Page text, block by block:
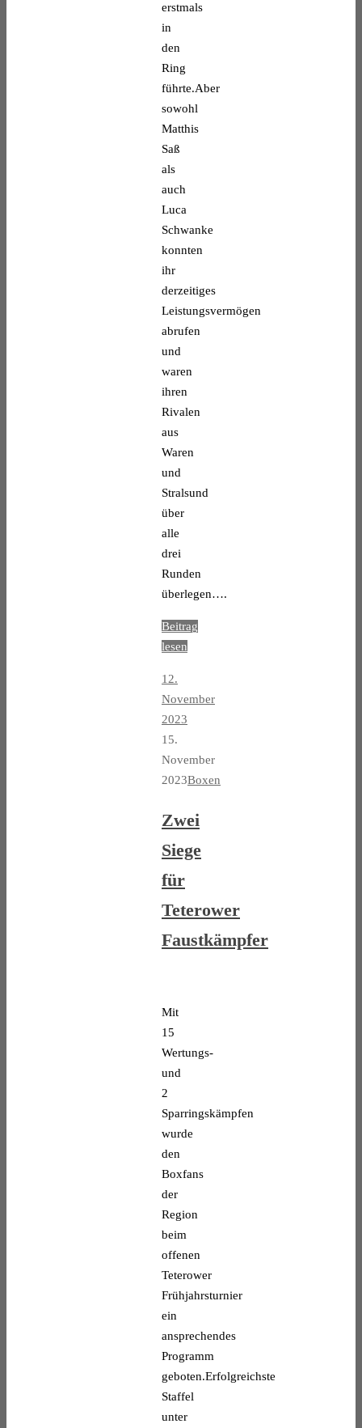
erstmals
in
den
Ring
führte.Aber
sowohl
Matthis
Saß
als
auch
Luca
Schwanke
konnten
ihr
derzeitiges
Leistungsvermögen
abrufen
und
waren
ihren
Rivalen
aus
Waren
und
Stralsund
über
alle
drei
Runden
überlegen….
Beitrag
lesen
12.
November
2023
15.
November
2023Boxen
Zwei
Siege
für
Teterower
Faustkämpfer
Mit
15
Wertungs-
und
2
Sparringskämpfen
wurde
den
Boxfans
der
Region
beim
offenen
Teterower
Frühjahrsturnier
ein
ansprechendes
Programm
geboten.Erfolgreichste
Staffel
unter